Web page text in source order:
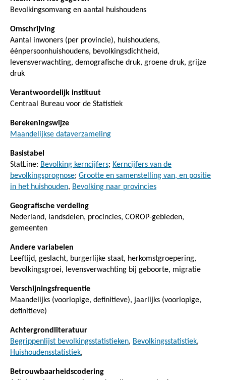
Bevolkingsomvang en aantal huishoudens
Omschrijving
Aantal inwoners (per provincie), huishoudens,
éénpersoonhuishoudens, bevolkingsdichtheid,
levensverwachting, demografische druk, groene druk, grijze
druk
Verantwoordelijk instituut
Centraal Bureau voor de Statistiek
Berekeningswijze
Maandelijkse dataverzameling
Basistabel
StatLine: Bevolking kerncijfers; Kerncijfers van de
bevolkingsprognose; Grootte en samenstelling van, en positie
in het huishouden, Bevolking naar provincies
Geografische verdeling
Nederland, landsdelen, procincies, COROP-gebieden,
gemeenten
Andere variabelen
Leeftijd, geslacht, burgerlijke staat, herkomstgroepering,
bevolkingsgroei, levensverwachting bij geboorte, migratie
Verschijningsfrequentie
Maandelijks (voorlopige, definitieve), jaarlijks (voorlopige,
definitieve)
Achtergrondliteratuur
Begrippenlijst bevolkingsstatistieken, Bevolkingsstatistiek,
Huishoudensstatistiek,
Betrouwbaarheidscodering